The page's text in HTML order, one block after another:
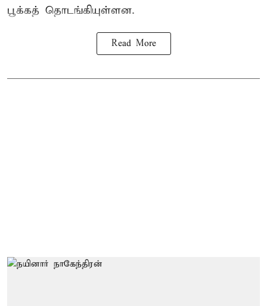
பூக்கத் தொடங்கியுள்ளன.
Read More